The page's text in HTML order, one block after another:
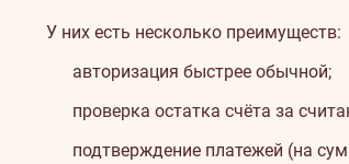
У них есть несколько преимуществ:
авторизация быстрее обычной;
проверка остатка счёта за
подтверждение платежей (на